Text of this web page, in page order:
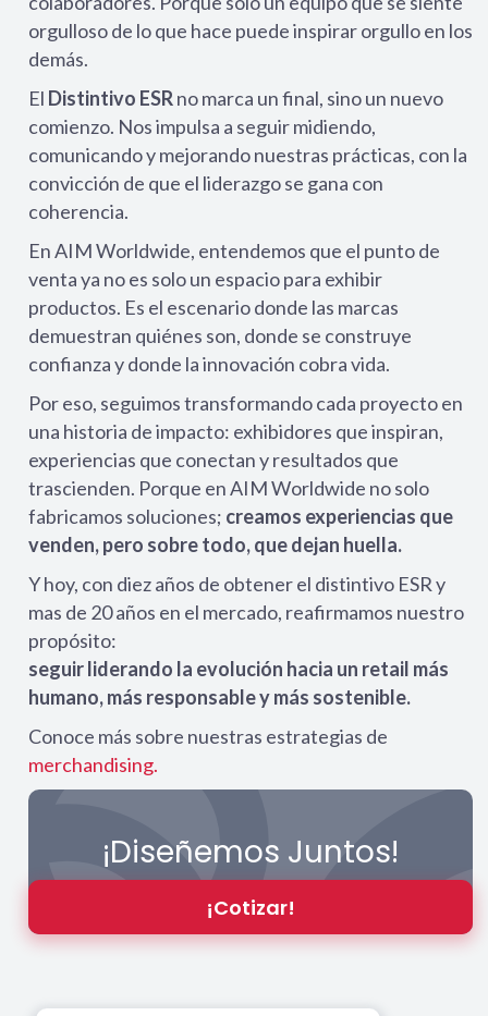
orgulloso de lo que hace puede inspirar orgullo en los
demás.
El Distintivo ESRno marca un final, sino un nuevo
comienzo. Nos impulsa a seguir midiendo,
comunicando y mejorando nuestras prácticas, con la
convicción de que el liderazgo se gana con
coherencia.
En AIM Worldwide, entendemos que el punto de
venta ya no es solo un espacio para exhibir
productos. Es el escenario donde las marcas
demuestran quiénes son, donde se construye
confianza y donde la innovación cobra vida.
Por eso, seguimos transformando cada proyecto en
una historia de impacto: exhibidores que inspiran,
experiencias que conectan y resultados que
trascienden. Porque en AIM Worldwide no solo
fabricamos soluciones; creamos experiencias que
venden, pero sobre todo, que dejan huella.
Y hoy, con diez años de obtener el distintivo ESR y
mas de 20 años en el mercado, reafirmamos nuestro
propósito:
seguir liderando la evolución hacia un retail más
humano, más responsable y más sostenible.
Conoce más sobre nuestras estrategias de
merchandising.
¡Diseñemos Juntos!
¡Cotizar!